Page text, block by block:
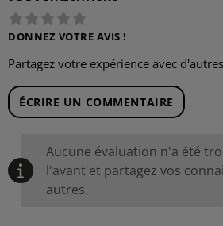
DONNEZ VOTRE AVIS !
Partagez votre expérience avec
ÉCRIRE UN COMMENTAIRE
Aucune évaluation n'a été
l'avant et partagez vos
autres.